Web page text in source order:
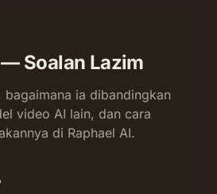
— Soalan Lazim
bagaimana ia dibandingkan
video AI lain, dan cara
di Raphael AI.